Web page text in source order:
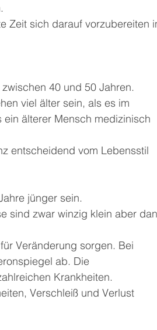
Zeit sich darauf vorzubereiten
40 und 50 Jahren.
viel älter sein, als es im
älterer Mensch medizinisch
entscheidend vom Lebensstil
jünger sein.
sind zwar winzig klein aber
Veränderung sorgen. Bei
ab. Die
Krankheiten.
Verschleiß und Verlust